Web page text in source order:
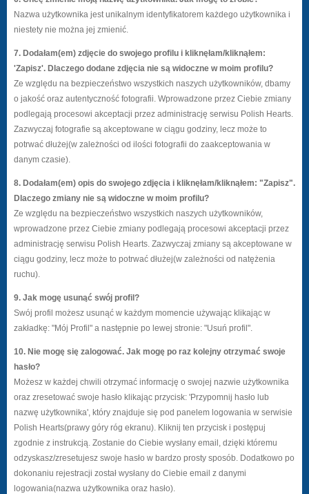
Nazwa użytkownika jest unikalnym identyfikatorem każdego użytkownika i
niestety nie można jej zmienić.
7. Dodałam(em) zdjęcie do swojego profilu i kliknęłam/kliknąłem:
'Zapisz'. Dlaczego dodane zdjęcia nie są widoczne w moim profilu?
Ze względu na bezpieczeństwo wszystkich naszych użytkowników, dbamy
o jakość oraz autentyczność fotografii. Wprowadzone przez Ciebie zmiany
podlegają procesowi akceptacji przez administrację serwisu Polish Hearts.
Zazwyczaj fotografie są akceptowane w ciągu godziny, lecz może to
potrwać dłużej(w zależności od ilości fotografii do zaakceptowania w
danym czasie).
8. Dodałam(em) opis do swojego zdjęcia i kliknęłam/kliknąłem: "Zapisz".
Dlaczego zmiany nie są widoczne w moim profilu?
Ze względu na bezpieczeństwo wszystkich naszych użytkowników,
wprowadzone przez Ciebie zmiany podlegają procesowi akceptacji przez
administrację serwisu Polish Hearts. Zazwyczaj zmiany są akceptowane w
ciągu godziny, lecz może to potrwać dłużej(w zależności od natężenia
ruchu).
9. Jak mogę usunąć swój profil?
Swój profil możesz usunąć w każdym momencie używając klikając w
zakładkę: "Mój Profil" a następnie po lewej stronie: "Usuń profil".
10. Nie mogę się zalogować. Jak mogę po raz kolejny otrzymać swoje
hasło?
Możesz w każdej chwili otrzymać informację o swojej nazwie użytkownika
oraz zresetować swoje hasło klikając przycisk: 'Przypomnij hasło lub
nazwę użytkownika', który znajduje się pod panelem logowania w serwisie
Polish Hearts(prawy góry róg ekranu). Kliknij ten przycisk i postępuj
zgodnie z instrukcją. Zostanie do Ciebie wysłany email, dzięki któremu
odzyskasz/zresetujesz swoje hasło w bardzo prosty sposób. Dodatkowo po
dokonaniu rejestracji został wysłany do Ciebie email z danymi
logowania(nazwa użytkownika oraz hasło).